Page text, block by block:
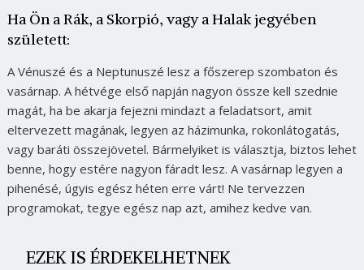
Ha Ön a Rák, a Skorpió, vagy a Halak jegyében
született:
A Vénuszé és a Neptunuszé lesz a főszerep szombaton és
vasárnap. A hétvége első napján nagyon össze kell szednie
magát, ha be akarja fejezni mindazt a feladatsort, amit
eltervezett magának, legyen az házimunka, rokonlátogatás,
vagy baráti összejövetel. Bármelyiket is választja, biztos lehet
benne, hogy estére nagyon fáradt lesz. A vasárnap legyen a
pihenésé, úgyis egész héten erre várt! Ne tervezzen
programokat, tegye egész nap azt, amihez kedve van.
EZEK IS ÉRDEKELHETNEK